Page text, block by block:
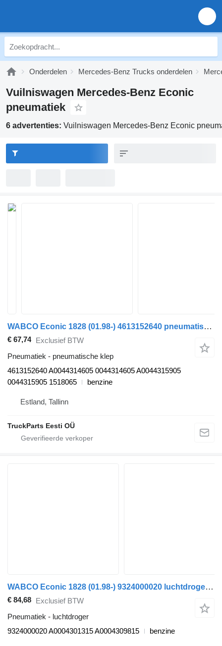
Onderdelen Mercedes-Benz Trucks onderdelen
Vuilniswagen Mercedes-Benz Econic
pneumatiek
6 advertenties: Vuilniswagen Mercedes-Benz Econic
WABCO Econic 1828 (01.98-) 4613152640 pneumatische klep voor Mercedes-Benz Econic (1998-2014) vuilniswagen
€ 67,74 Exclusief BTW
Pneumatiek - pneumatische klep
4613152640 A0044314605 0044314605 A0044315905
0044315905 1518065
benzine
Estland, Tallinn
TruckParts Eesti OÜ
WABCO Econic 1828 (01.98-) 9324000020 luchtdroger voor Mercedes-Benz Econic (1998-2014) vuilniswagen
€ 84,68 Exclusief BTW
Pneumatiek - luchtdroger
9324000020 A0004301315 A0004309815
benzine